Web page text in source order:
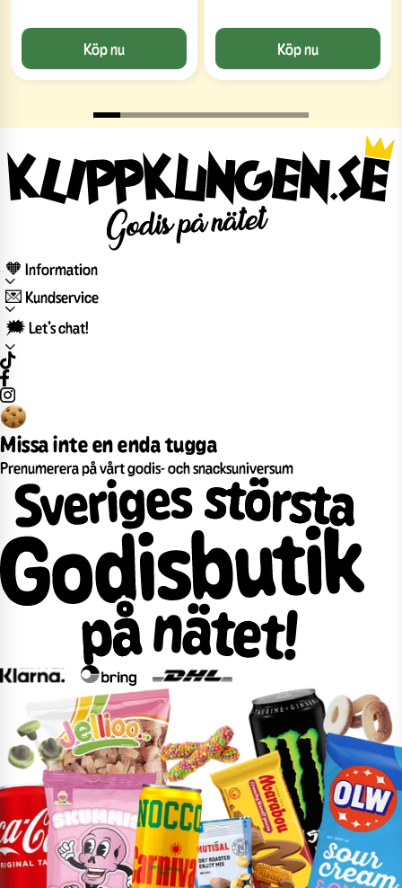
Köp nu Köp nu
🧡 Information
💌 Kundservice
🗯️ Let’s chat!
Missa inte en enda tugga
Prenumerera på vårt godis- och snacksuniversum